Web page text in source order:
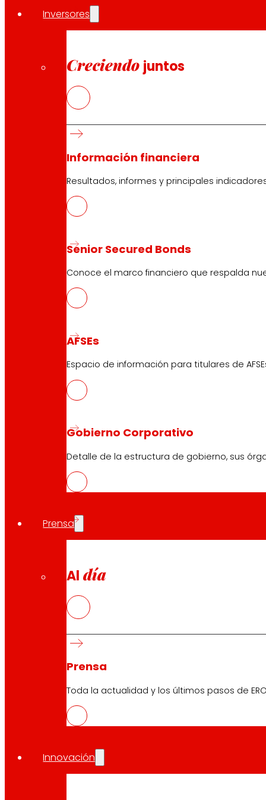
Inversores
Creciendo juntos
Información financiera
Resultados, informes y principales
Senior Secured Bonds
Conoce el marco financiero que respalda
AFSEs
Espacio de información para titulares de
Gobierno Corporativo
Detalle de la estructura de gobierno, sus
Prensa
Al día
Prensa
Toda la actualidad y los últimos pasos de
Innovación